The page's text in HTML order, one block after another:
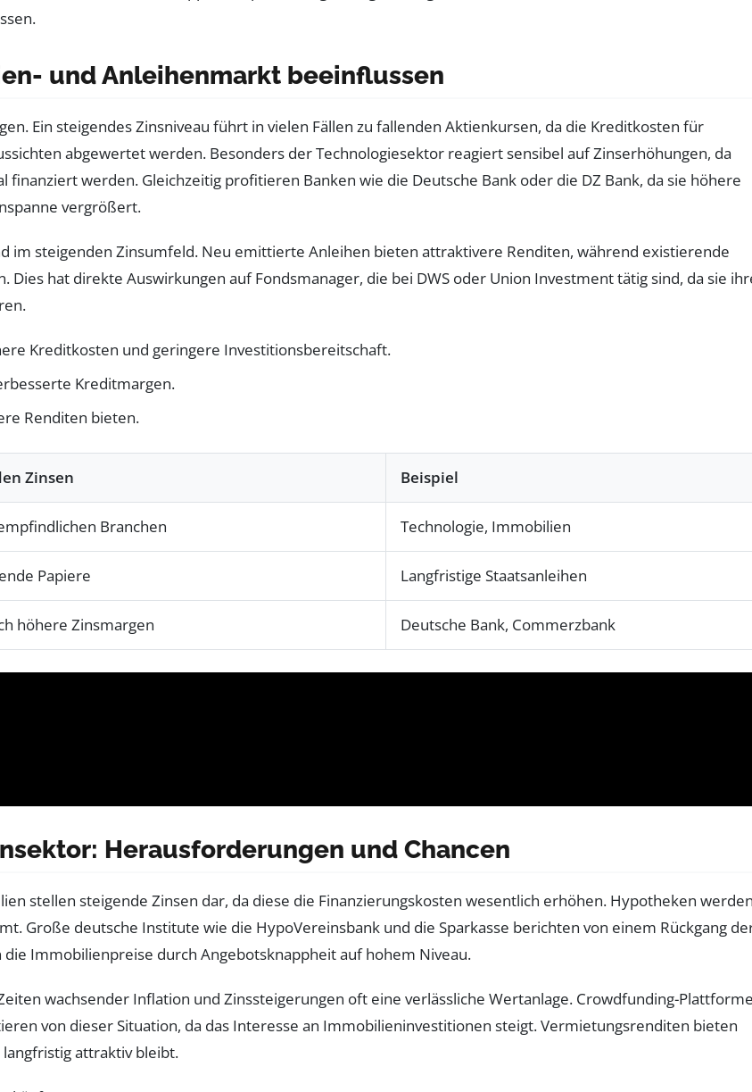
und Anleihenmarkt beeinflussen
Ein steigendes Zinsniveau führt in vielen Fällen zu fallenden Aktienkursen, da die Kreditkosten für
abgewertet werden. Besonders der Technologiesektor reagiert sensibel auf Zinserhöhungen, da
werden. Gleichzeitig profitieren Banken wie die Deutsche Bank oder die DZ Bank, da sie höhere
vergrößert.
im steigenden Zinsumfeld. Neu emittierte Anleihen bieten attraktivere Renditen, während existierende
hat direkte Auswirkungen auf Fondsmanager, die bei DWS oder Union Investment tätig sind, da sie
Kreditkosten und geringere Investitionsbereitschaft.
Kreditmargen.
Renditen bieten.
Zinsen Beispiel
Branchen Technologie, Immobilien
Papiere Langfristige Staatsanleihen
höhere Zinsmargen Deutsche Bank, Commerzbank
Herausforderungen und Chancen
stellen steigende Zinsen dar, da diese die Finanzierungskosten wesentlich erhöhen. Hypotheken
Große deutsche Institute wie die HypoVereinsbank und die Sparkasse berichten von einem Rückgang
Immobilienpreise durch Angebotsknappheit auf hohem Niveau.
wachsender Inflation und Zinssteigerungen oft eine verlässliche Wertanlage. Crowdfunding-
von dieser Situation, da das Interesse an Immobilieninvestitionen steigt. Vermietungsrenditen bieten
attraktiv bleibt.